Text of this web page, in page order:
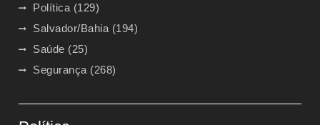
Política (129)
Salvador/Bahia (194)
Saúde (25)
Segurança (268)